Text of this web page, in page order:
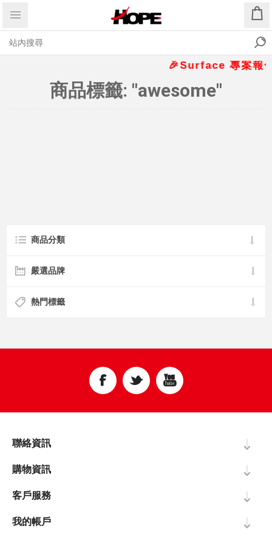
🎉Surface 專案報
商品標籤: "awesome"
商品分類
嚴選品牌
熱門標籤
聯絡資訊
購物資訊
客戶服務
我的帳戶